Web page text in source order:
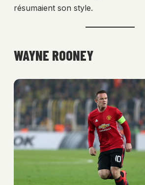
résumaient son style.
WAYNE ROONEY